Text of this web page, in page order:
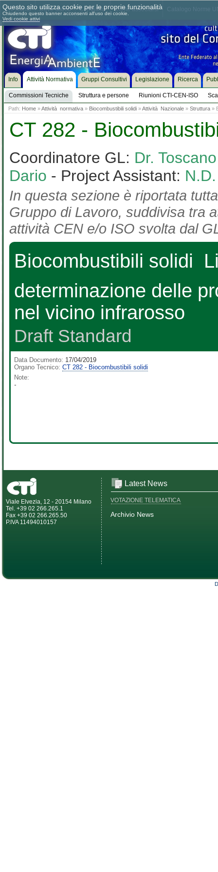
Chi siamo Dove siamo Contattaci Come associarsi
Info Attività Normativa
Commissioni Tecniche Struttura e persone Riunioni CTI-CEN-ISO
Gruppi Consultivi Legislazione Ricerca
Path: Home »Attività normativa » Biocombustibili solidi »Attività Nazionale » Struttura »
CT 282 -
Coordinatore GL: Dr.
Dario - Project Assistant: N.D.
In questa sezione è riportata
Gruppo di Lavoro, suddivisa tra
attività CEN e/o ISO svolta dal
Biocombustibili solidi 
determinazione delle
nel vicino infrarosso
Draft Standard
Data Documento: 17/04/2019
Organo Tecnico: CT 282 - Biocombustibili solidi
Note:
-
Viale Elvezia, 12 - 20154 Milano
Tel. +39 02 266.265.1
Fax +39 02 266.265.50
P.IVA 11494010157
Latest News
VOTAZIONE TELEMATICA
Archivio News
Questo sito utilizza cookie per le proprie funzionalità
Chiudendo questo banner acconsenti all'uso dei cookie.
Vedi cookie attivi